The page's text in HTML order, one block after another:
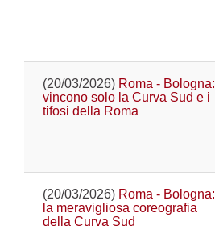
(20/03/2026) Roma - Bologna:
vincono solo la Curva Sud e i
tifosi della Roma
(20/03/2026) Roma - Bologna:
la meravigliosa coreografia
della Curva Sud